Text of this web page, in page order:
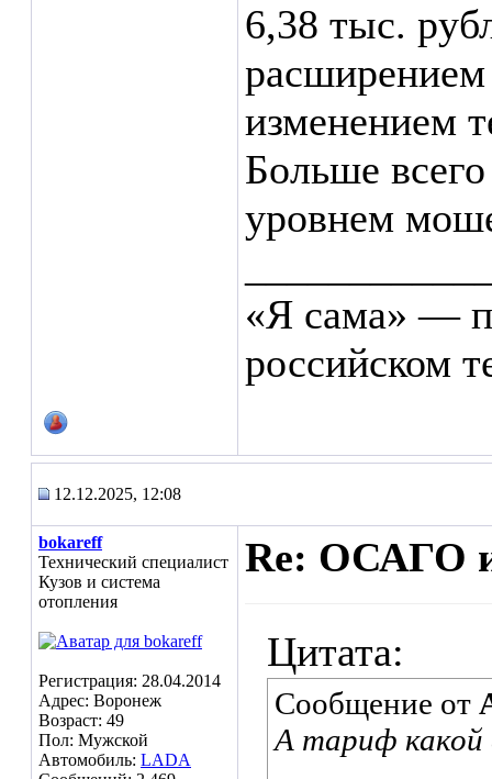
6,38 тыс.
расширением
изменением
Больше
уровнем
«Я сама» —
российском
12.12.2025, 12:08
bokareff
Технический специалист
Кузов и система
отопления
Регистрация: 28.04.2014
Адрес: Воронеж
Возраст: 49
Пол: Мужской
Автомобиль: LADA
Re: ОСАГО
Цитата:
Сообщение от
А тариф какой